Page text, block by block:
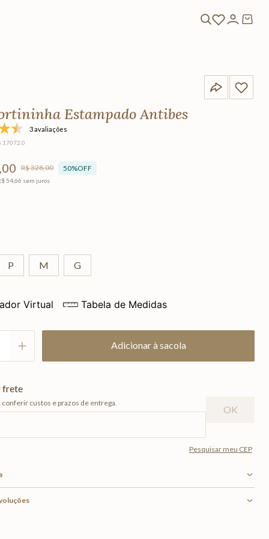
Estampado Antibes
3 avaliações
,00 R$328,00 50%OFF
54,66 sem juros
P M G
Virtual Tabela de Medidas
Adicionar à sacola